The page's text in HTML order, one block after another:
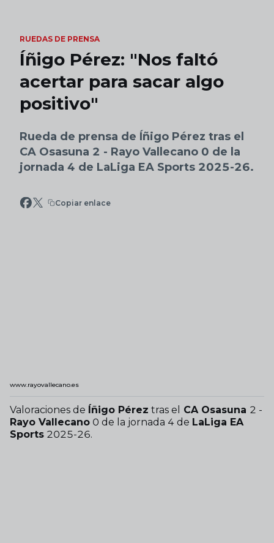
RUEDAS DE PRENSA
Íñigo Pérez: "Nos faltó
acertar para sacar algo
positivo"
Rueda de prensa de Íñigo Pérez tras el
CA Osasuna 2 - Rayo Vallecano 0 de la
jornada 4 de LaLiga EA Sports 2025-26.
Copiar enlace
www.rayovallecano.es
Valoraciones de Íñigo Pérez tras el CA Osasuna 2 -
Rayo Vallecano 0 de la jornada 4 de LaLiga EA
Sports 2025-26.